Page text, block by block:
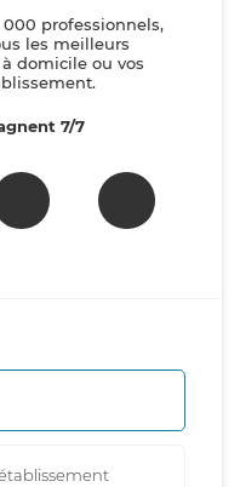
professionnels,
les meilleurs
domicile ou vos
7/7